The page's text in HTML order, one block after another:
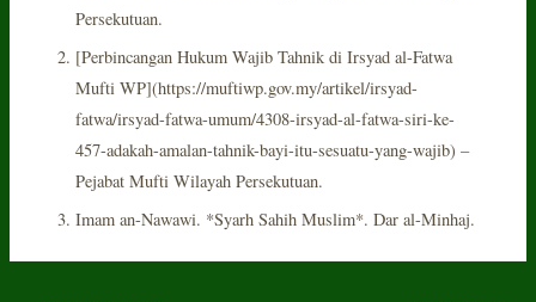
Persekutuan.
[Perbincangan Hukum Wajib Tahnik di Irsyad al-Fatwa
Mufti WP](https://muftiwp.gov.my/artikel/irsyad-
fatwa/irsyad-fatwa-umum/4308-irsyad-al-fatwa-siri-ke-
457-adakah-amalan-tahnik-bayi-itu-sesuatu-yang-wajib) –
Pejabat Mufti Wilayah Persekutuan.
Imam an-Nawawi. *Syarh Sahih Muslim*. Dar al-Minhaj.